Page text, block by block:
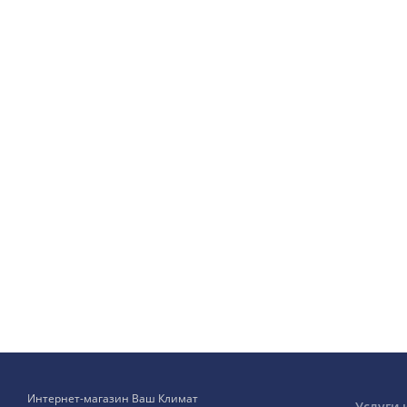
Интернет-магазин Ваш Климат